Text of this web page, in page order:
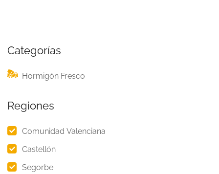
Categorías
Hormigón Fresco
Regiones
Comunidad Valenciana
Castellón
Segorbe